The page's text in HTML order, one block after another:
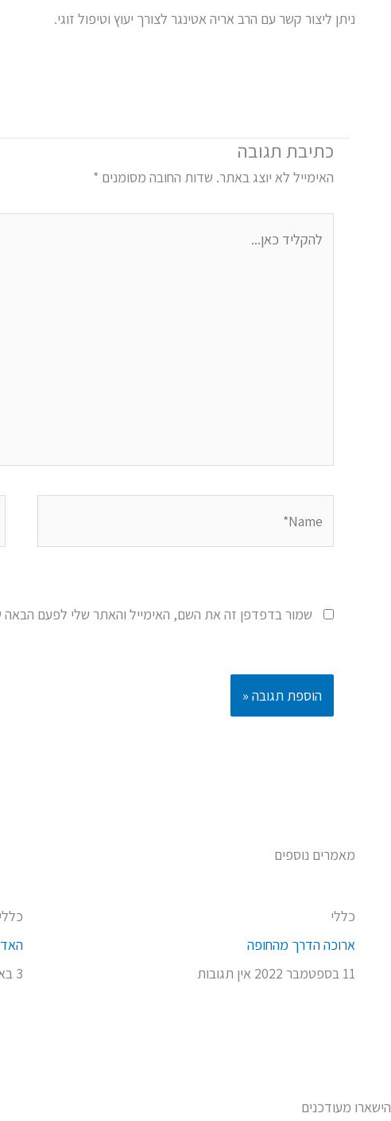
ניתן ליצור קשר עם הרב אריה אטינגר לצורך יעוץ וטיפול זוגי.
כתיבת תגובה
האימייל לא יוצג באתר. שדות החובה מסומנים *
שמור בדפדפן זה את השם, האימייל והאתר שלי לפעם הבאה
מאמרים נוספים
כללי
ארוכה הדרך מהחופה
11 בספטמבר 2022
אין תגובות
כללי
3 באוקטובר 2025
הישארו מעודכנים